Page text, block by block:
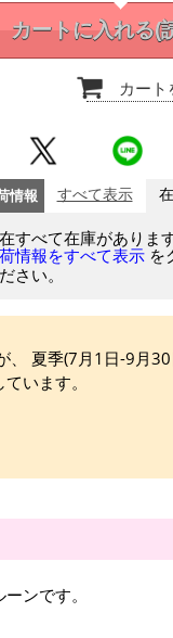
カートに入れる(
カート
情報 すべて表示
すべて在庫があります
情報をすべて表示 を
さい。
、 夏季(7月1日-9月30
います。
ンです。